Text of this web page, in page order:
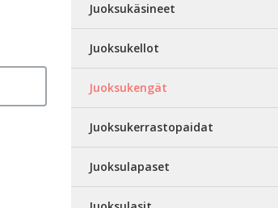
Juoksukäsineet
Juoksukellot
Juoksukengät
Juoksukerrastopaidat
Juoksulapaset